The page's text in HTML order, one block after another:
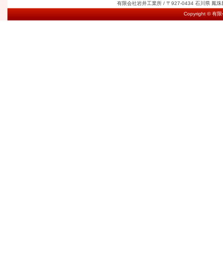
有限会社岩井工業所 / 〒927-0434 石川県 鳳
Copyright © 有限